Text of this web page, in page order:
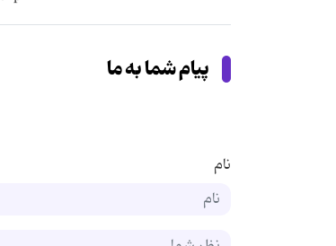
پیام شما به ما
نام